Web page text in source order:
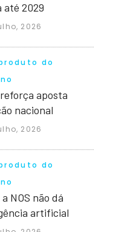
até 2029
2026
do
aposta
nacional
2026
do
NOS não dá
artificial